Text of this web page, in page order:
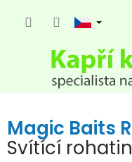
Magic Baits
Svítící